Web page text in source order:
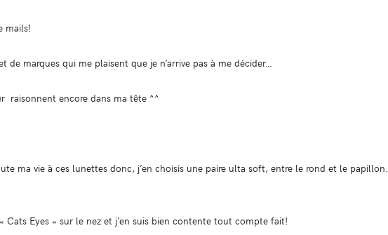
mails!
marques qui me plaisent que je n’arrive pas à me décider…
raisonnent encore dans ma tête ^^
ma vie à ces lunettes donc, j’en choisis une paire ulta soft, entre le rond et le papillon.
Cats Eyes » sur le nez et j’en suis bien contente tout compte fait!